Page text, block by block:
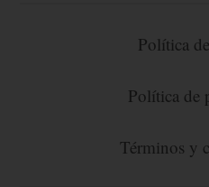
Política
Política de
Términos y